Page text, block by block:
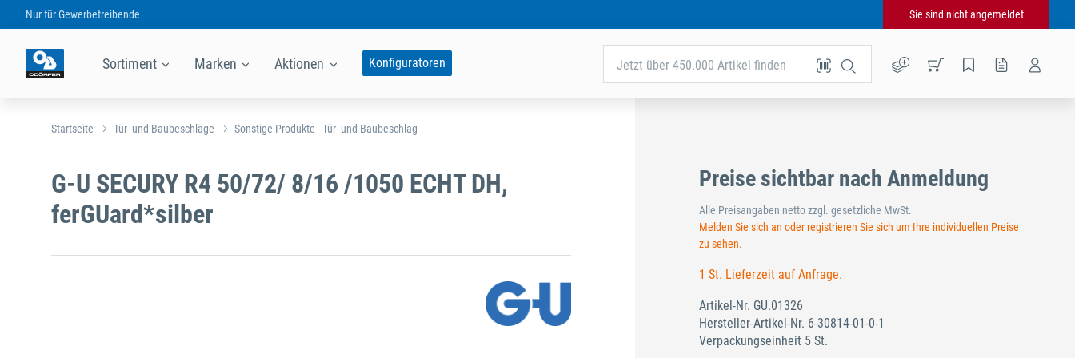
Nur fürGewerbetreibende Sie sind nicht angemeldet
Sortiment Marken Aktionen Konfiguratoren Jetzt über 450.000 Artikel finden
Startseite Tür- und Baubeschläge Sonstige Produkte - Tür- und Baubeschlag
G-U SECURY R4 50/72/ 8/16 /1050 ECHT DH,
ferGUard*silber
Preise sichtbar nach Anmeldung
Alle Preisangaben netto zzgl. gesetzliche MwSt.
Melden Sie sich an oder registrieren Sie sich um Ihre individuellen Preise
zu sehen.
1 St. Lieferzeit auf Anfrage.
Artikel-Nr. GU.01326
Hersteller-Artikel-Nr. 6-30814-01-0-1
Verpackungseinheit 5 St.